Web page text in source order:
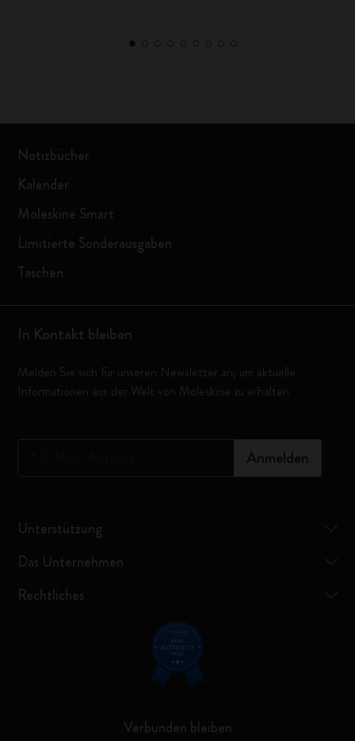
Notizbücher
Kalender
Moleskine Smart
Limitierte Sonderausgaben
Taschen
In Kontakt bleiben
Melden Sie sich für unseren Newsletter an, um aktuelle
Informationen aus der Welt von Moleskine zu erhalten
Anmelden
Unterstützung
Das Unternehmen
Rechtliches
Verbunden bleiben